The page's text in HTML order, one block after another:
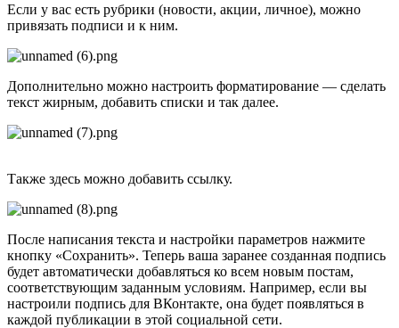
Если у вас есть рубрики (новости, акции, личное), можно
привязать подписи и к ним.
Дополнительно можно настроить форматирование — сделать
текст жирным, добавить списки и так далее.
Также здесь можно добавить ссылку.
После написания текста и настройки параметров нажмите
кнопку «Сохранить». Теперь ваша заранее созданная подпись
будет автоматически добавляться ко всем новым постам,
соответствующим заданным условиям. Например, если вы
настроили подпись для ВКонтакте, она будет появляться в
каждой публикации в этой социальной сети.